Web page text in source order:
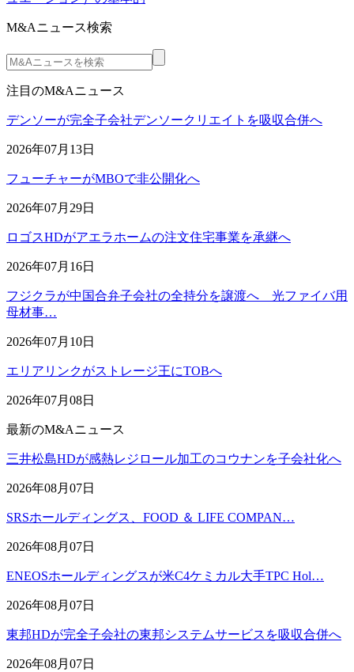
M&Aニュース検索
注目のM&Aニュース
デンソーが完全子会社デンソークリエイトを吸収合併へ
2026年07月13日
フューチャーがMBOで非公開化へ
2026年07月29日
ロゴスHDがアエラホームの注文住宅事業を承継へ
2026年07月16日
フジクラが中国合弁子会社の全持分を譲渡へ 光ファイバ用
母材事…
2026年07月10日
エリアリンクがストレージ王にTOBへ
2026年07月08日
最新のM&Aニュース
三井松島HDが感熱レジロール加工のコウナンを子会社化へ
2026年08月07日
SRSホールディングス、FOOD ＆ LIFE COMPAN…
2026年08月07日
ENEOSホールディングスが米C4ケミカル大手TPC Hol…
2026年08月07日
東邦HDが完全子会社の東邦システムサービスを吸収合併へ
2026年08月07日